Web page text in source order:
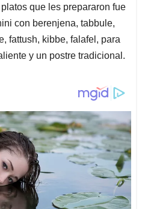
que les prepararon fue
con berenjena, tabbule,
fattush, kibbe, falafel, para
y un postre tradicional.